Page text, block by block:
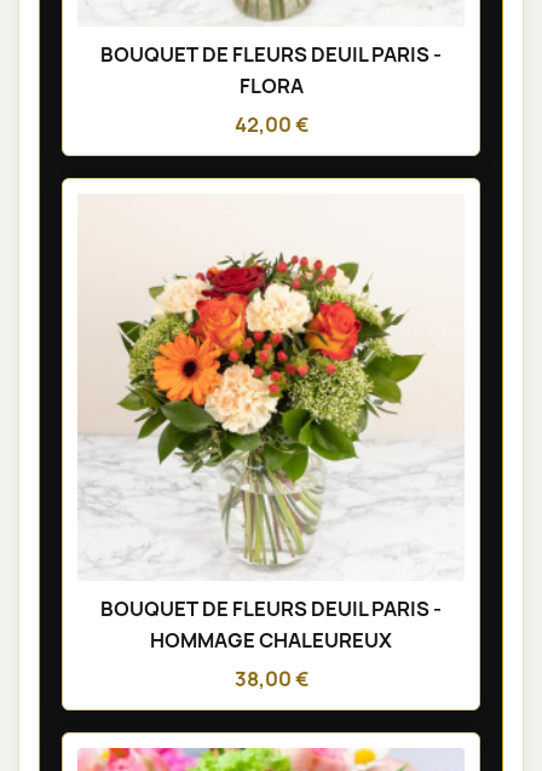
BOUQUET DE FLEURS DEUIL PARIS -
FLORA
42,00 €
BOUQUET DE FLEURS DEUIL PARIS -
HOMMAGE CHALEUREUX
38,00 €